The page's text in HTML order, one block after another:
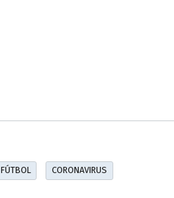
FÚTBOL CORONAVIRUS